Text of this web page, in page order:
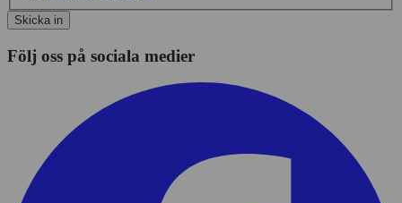
Skicka in
Följ oss på sociala medier